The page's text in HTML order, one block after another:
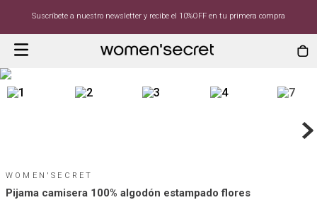
Suscríbete a nuestro newsletter y recibe el 10%OFF en tu primera compra
WOMEN'SECRET
Pijama camisera 100% algodón estampado flores